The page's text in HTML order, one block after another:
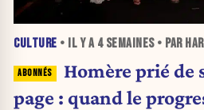
CULTURE • IL Y A 4 SEMAINES• PAR
Homère prié de
page : quand le